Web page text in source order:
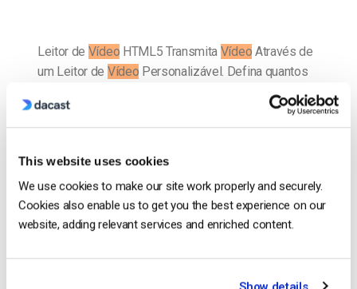
This website uses cookies
We use cookies to make our site work properly and securely.
Cookies also enable us to get you the best experience on our
website, adding relevant services and enriched content.
Leitor de Vídeo HTML5 Transmita Vídeo Através de
um Leitor de Vídeo Personalizável. Defina quantos
preços de pay-per-view streaming quiser no seu
conteúdo de
promocionais e…
CONTINUE READING →